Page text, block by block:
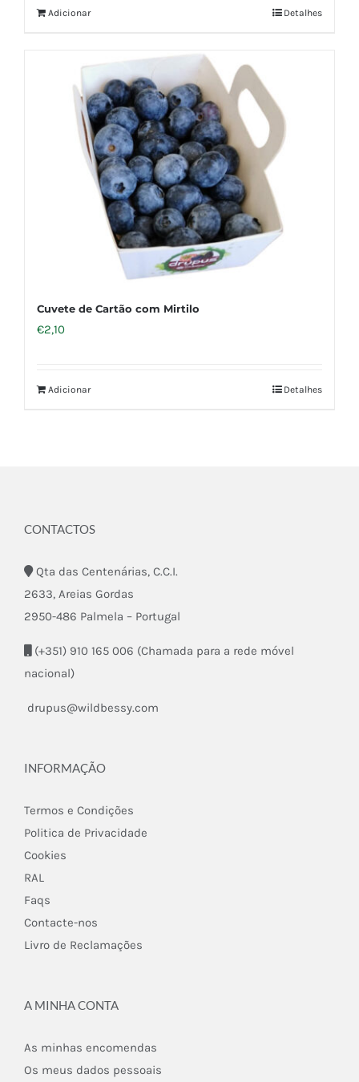
Adicionar Detalhes
Cuvete de Cartão com Mirtilo
€2,10
Adicionar Detalhes
CONTACTOS
Qta das Centenárias, C.C.I.
2633, Areias Gordas
2950-486 Palmela – Portugal
(+351) 910 165 006 (Chamada para a rede móvel
nacional)
drupus@wildbessy.com
INFORMAÇÃO
Termos e Condições
Politica de Privacidade
Cookies
RAL
Faqs
Contacte-nos
Livro de Reclamações
A MINHA CONTA
As minhas encomendas
Os meus dados pessoais